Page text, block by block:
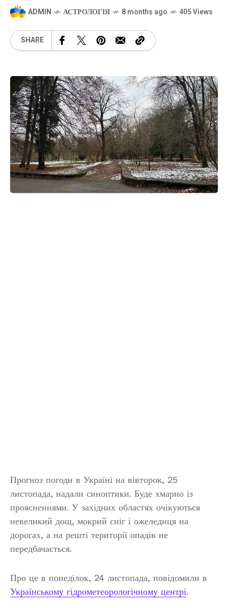
ADMIN АСТРОЛОГІЯ 8 months ago 405 Views
SHARE
Прогноз погоди в Україні на вівторок, 25
листопада, надали синоптики. Буде хмарно із
проясненнями. У західних областях очікуються
невеликий дощ, мокрий сніг і ожеледиця на
дорогах, а на решті території опадів не
передбачається.
Про це в понеділок, 24 листопада, повідомили в
Українському гідрометеорологічному центрі.